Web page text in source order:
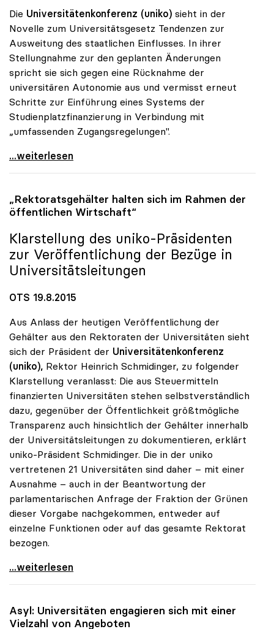
Die Universitätenkonferenz (uniko) sieht in der
Novelle zum Universitätsgesetz Tendenzen zur
Ausweitung des staatlichen Einflusses. In ihrer
Stellungnahme zur den geplanten Änderungen
spricht sie sich gegen eine Rücknahme der
universitären Autonomie aus und vermisst erneut
Schritte zur Einführung eines Systems der
Studienplatzfinanzierung in Verbindung mit
„umfassenden Zugangsregelungen".
Uni-Gesetz: Unis bangen um Autonomie
...weiterlesen
„Rektoratsgehälter halten sich im Rahmen der
öffentlichen Wirtschaft“
Klarstellung des uniko-Präsidenten
zur Veröffentlichung der Bezüge in
Universitätsleitungen
OTS 19.8.2015
Aus Anlass der heutigen Veröffentlichung der
Gehälter aus den Rektoraten der Universitäten sieht
sich der Präsident der Universitätenkonferenz
(uniko), Rektor Heinrich Schmidinger, zu folgender
Klarstellung veranlasst: Die aus Steuermitteln
finanzierten Universitäten stehen selbstverständlich
dazu, gegenüber der Öffentlichkeit größtmögliche
Transparenz auch hinsichtlich der Gehälter innerhalb
der Universitätsleitungen zu dokumentieren, erklärt
uniko-Präsident Schmidinger. Die in der uniko
vertretenen 21 Universitäten sind daher – mit einer
Ausnahme – auch in der Beantwortung der
parlamentarischen Anfrage der Fraktion der Grünen
dieser Vorgabe nachgekommen, entweder auf
einzelne Funktionen oder auf das gesamte Rektorat
bezogen.
„Rektoratsgehälter halten sich im Rahmen der
...weiterlesen
Asyl: Universitäten engagieren sich mit einer
Vielzahl von Angeboten